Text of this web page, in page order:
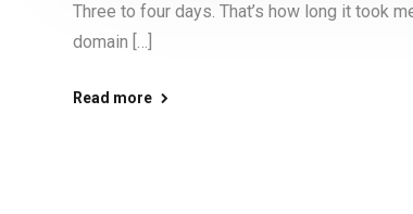
Three to four days. That’s how long it took
domain […]
Read more